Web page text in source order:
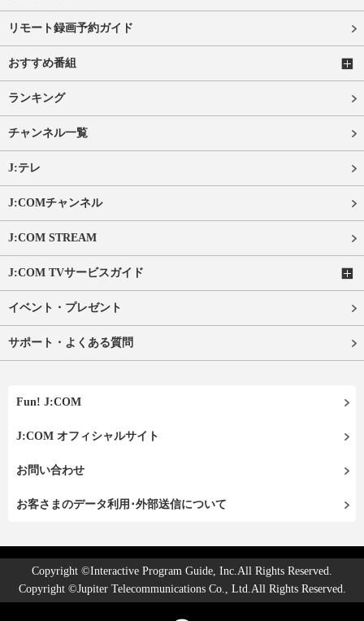
リモート録画予約ガイド
おすすめ番組
ランキング
チャンネル一覧
J:テレ
J:COMチャンネル
J:COM STREAM
J:COM TVサービスガイド
イベント・プレゼント
サポート・よくある質問
Fun! J:COM
J:COM オフィシャルサイト
お問い合わせ
お客さまのデータ利用･外部送信について
Copyright ©Interactive Program Guide, Inc.All Rights Reserved.
Copyright ©Jupiter Telecommunications Co., Ltd.All Rights Reserved.